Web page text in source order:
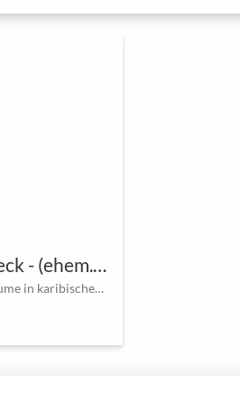
Rivvers Bochum-Bermuda3eck - (ehem. Work Inn)
Community, Coworking, Büro, Meetingräume in karibischem Flair